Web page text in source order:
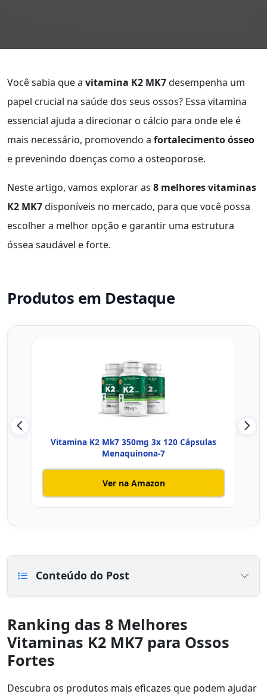
Você sabia que a vitamina K2 MK7desempenha um
papel crucial na saúde dos seus ossos? Essa vitamina
essencial ajuda a direcionar o cálcio para onde ele é
mais necessário, promovendo a fortalecimento ósseo
e prevenindo doenças como a osteoporose.
Neste artigo, vamos explorar as 8 melhores vitaminas
K2 MK7disponíveis no mercado, para que você possa
escolher a melhor opção e garantir uma estrutura
óssea saudável e forte.
Produtos em Destaque
Vitamina K2 Mk7 350mg 3x 120 Cápsulas
Menaquinona-7
Ver na Amazon
Conteúdo do Post
Ranking das 8 Melhores
Vitaminas K2 MK7 para Ossos
Fortes
Descubra os produtos mais eficazes que podem ajudar